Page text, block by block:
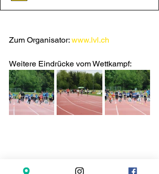
Zum Organisator: www.lvl.ch
Weitere Eindrücke vom Wettkampf: